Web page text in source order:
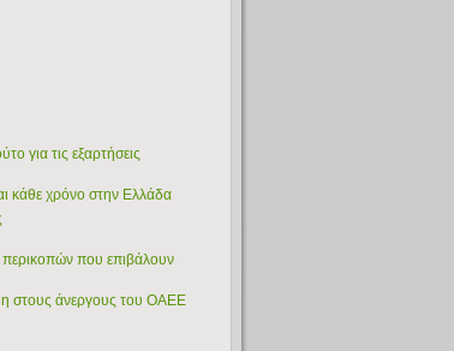
για τις εξαρτήσεις
κάθε χρόνο στην Ελλάδα
που επιβάλουν
στους άνεργους του ΟΑΕΕ